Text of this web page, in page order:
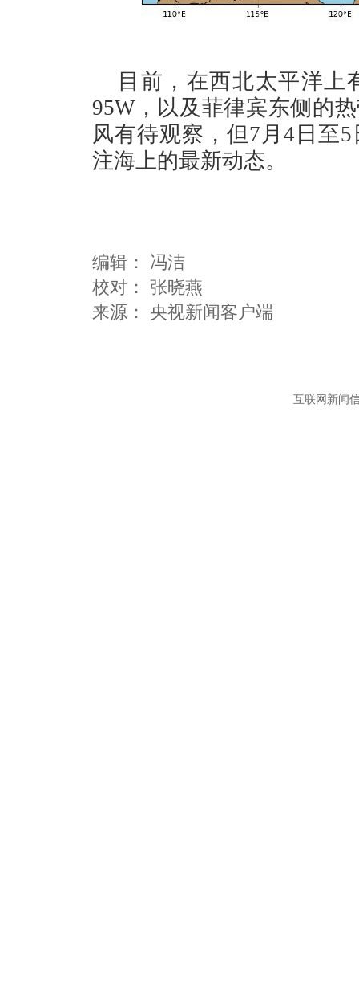
目前，在西北太平洋
95W，以及菲律宾东侧的
风有待观察，但7月4日至
注海上的最新动态。
编辑： 冯洁
校对： 张晓燕
互联网新闻